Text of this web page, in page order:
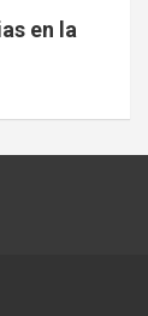
en la